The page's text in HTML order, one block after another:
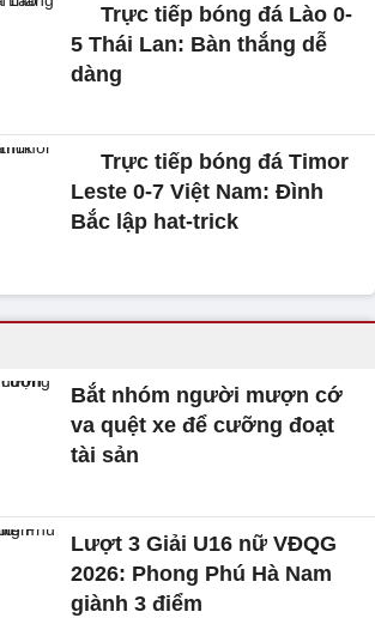
Trực tiếp bóng đá Lào 0-
5 Thái Lan: Bàn thắng dễ
dàng
Trực tiếp bóng đá Timor
Leste 0-7 Việt Nam: Đình
Bắc lập hat-trick
Bắt nhóm người mượn cớ
va quệt xe để cưỡng đoạt
tài sản
Lượt 3 Giải U16 nữ VĐQG
2026: Phong Phú Hà Nam
giành 3 điểm